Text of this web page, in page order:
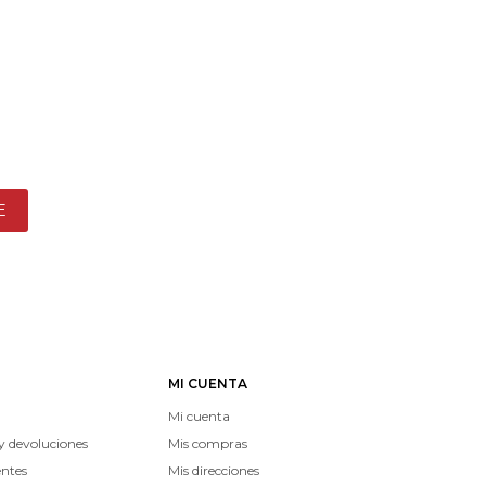
devoluciones
MI CUENTA
Mi cuenta
Mis compras
Mis direcciones